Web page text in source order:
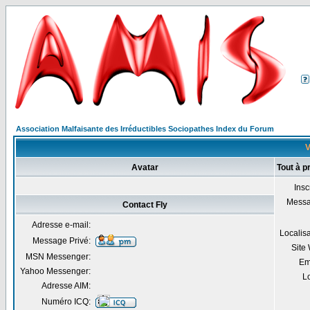
Association Malfaisante des Irréductibles Sociopathes Index du Forum
Avatar Tout à
Site
Contact Fly
Adresse e-mail:
Message Privé:
MSN Messenger:
Yahoo Messenger:
Adresse AIM:
Numéro ICQ: